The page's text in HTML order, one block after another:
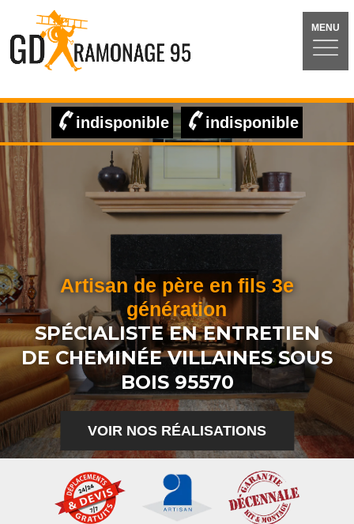
MENU
indisponible indisponible
Artisan de père en fils 3e
génération
SPÉCIALISTE EN ENTRETIEN
DE CHEMINÉE VILLAINES SOUS
BOIS 95570
VOIR NOS RÉALISATIONS